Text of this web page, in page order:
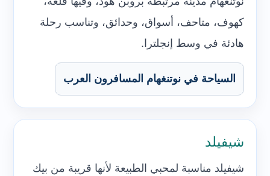
كهوف، متاحف، أسواق، وحدائق، وتناسب رحلة
هادئة في وسط إنجلترا.
السياحة في نوتنغهام المسافرون العرب
شيفيلد
شيفيلد مناسبة لمحبي الطبيعة لأنها قريبة من بيك